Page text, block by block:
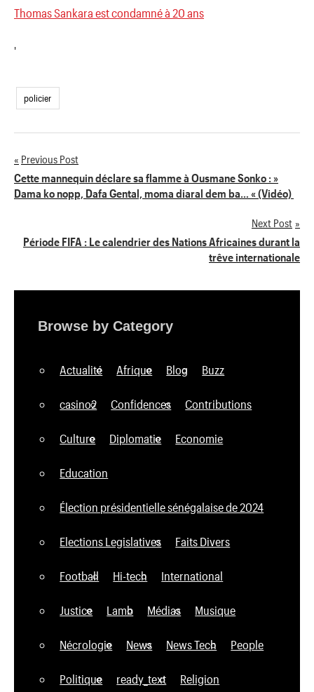
Thomas Sankara est condamné à 20 ans
'
policier
Navigation
de
Previous Post
Cette mannequin déclare sa flamme à Ousmane Sonko : »
Dama ko nopp, Dafa Gental, moma diaral dem ba… « (Vidéo)
Next Post
Période FIFA : Le calendrier des Nations Africaines durant la
trêve internationale
Browse by Category
Actualité Afrique Blog Buzz
casino2 Confidences Contributions
Culture Diplomatie Economie
Education
Élection présidentielle sénégalaise de 2024
Elections Legislatives Faits Divers
Football Hi-tech International
Justice Lamb Médias Musique
Nécrologie News News Tech People
Politique ready_text Religion